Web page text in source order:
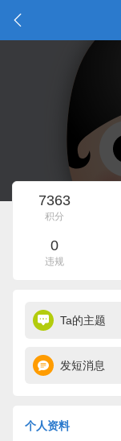
7363
积分
0
违规
Ta的主题
发短消息
个人资料